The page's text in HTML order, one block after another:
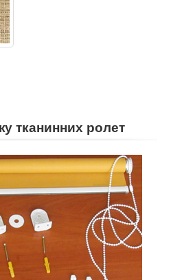
тканинних ролет